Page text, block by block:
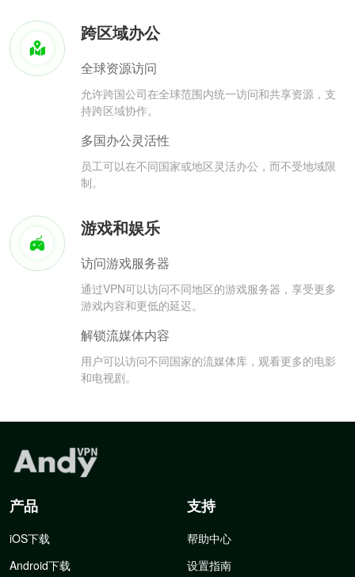
跨区域办公
全球资源访问
允许跨国公司在全球范围内统一访问和共享资源，支
持跨区域协作。
多国办公灵活性
员工可以在不同国家或地区灵活办公，而不受地域限
制。
游戏和娱乐
访问游戏服务器
通过VPN可以访问不同地区的游戏服务器，享受更多
游戏内容和更低的延迟。
解锁流媒体内容
用户可以访问不同国家的流媒体库，观看更多的电影
和电视剧。
产品
iOS下载
Android下载
支持
帮助中心
设置指南